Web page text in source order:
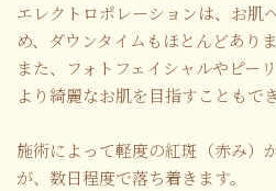
エレクトロポレーションは、お肌
め、ダウンタイムもほとんどありま
また、フォトフェイシャルやピー
より綺麗なお肌を目指すこともでき
施術によって軽度の紅斑（赤み）
が、数日程度で落ち着きます。